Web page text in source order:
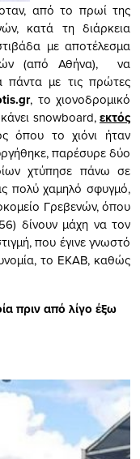
από το πρωί της
κατά τη διάρκεια
με αποτέλεσμα
(από Αθήνα), να
πάντα με τις πρώτες
, το χιονοδρομικό
snowboard,εκτός
όπου το χιόνι ήταν
παρέσυρε δύο
χτύπησε πάνω σε
πολύ χαμηλό σφυγμό,
Γρεβενών, όπου
δίνουν μάχη να τον
που έγινε γνωστό
το ΕΚΑΒ, καθώς
πριν από λίγο έξω